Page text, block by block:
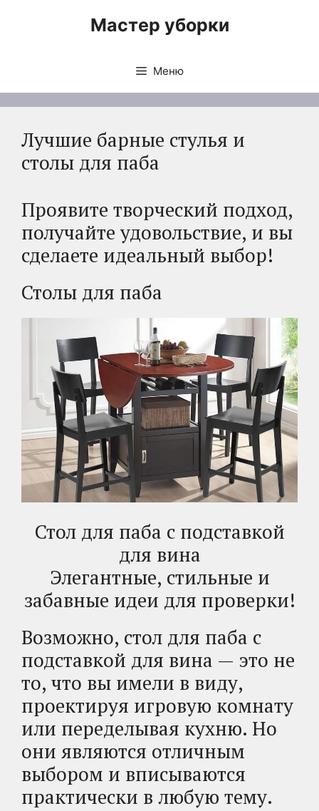
Мастер уборки
Меню
Лучшие барные стулья и
столы для паба
Проявите творческий подход,
получайте удовольствие, и вы
сделаете идеальный выбор!
Столы для паба
Стол для паба с подставкой
для вина
Элегантные, стильные и
забавные идеи для проверки!
Возможно, стол для паба с
подставкой для вина — это не
то, что вы имели в виду,
проектируя игровую комнату
или переделывая кухню. Но
они являются отличным
выбором и вписываются
практически в любую тему.